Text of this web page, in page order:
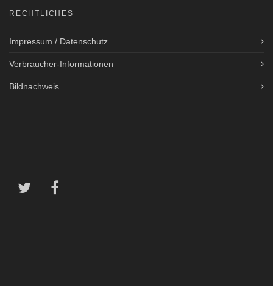
RECHTLICHES
Impressum / Datenschutz
Verbraucher-Informationen
Bildnachweis